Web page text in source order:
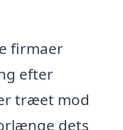
firmaer
efter
træet mod
dets